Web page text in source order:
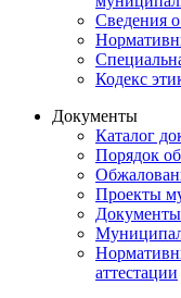
Сведения
Кодекс
Документы
Каталог
Порядок
Проекты
Документы
аттестации